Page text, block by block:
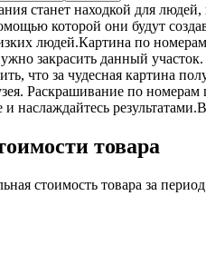
станет находкой для
которой они будут
людей.Картина по
закрасить данный
что за чудесная картина
Раскрашивание по
и наслаждайтесь
товара
стоимость товара за